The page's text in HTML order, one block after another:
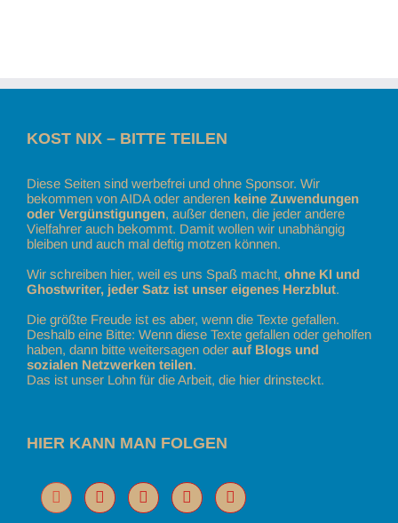
KOST NIX – BITTE TEILEN
Diese Seiten sind werbefrei und ohne Sponsor. Wir
bekommen von AIDA oder anderen keine Zuwendungen
oder Vergünstigungen, außer denen, die jeder andere
Vielfahrer auch bekommt. Damit wollen wir unabhängig
bleiben und auch mal deftig motzen können.
Wir schreiben hier, weil es uns Spaß macht, ohne KI und
Ghostwriter, jeder Satz ist unser eigenes Herzblut.
Die größte Freude ist es aber, wenn die Texte gefallen.
Deshalb eine Bitte: Wenn diese Texte gefallen oder geholfen
haben, dann bitte weitersagen oder auf Blogs und
sozialen Netzwerken teilen.
Das ist unser Lohn für die Arbeit, die hier drinsteckt.
HIER KANN MAN FOLGEN